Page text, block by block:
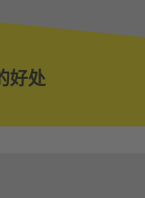
好处